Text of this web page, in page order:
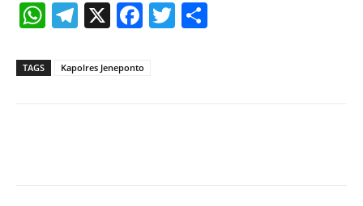
W
ts
Te
gr
X
Fa
bo
T
TAGS Kapolres Jeneponto